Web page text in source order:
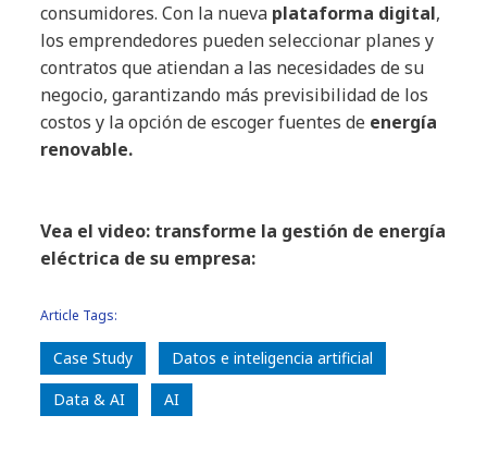
consumidores. Con la nueva plataforma digital,
los emprendedores pueden seleccionar planes y
contratos que atiendan a las necesidades de su
negocio, garantizando más previsibilidad de los
costos y la opción de escoger fuentes de energía
renovable.
Vea el video: transforme la gestión de energía
eléctrica de su empresa:
Article Tags:
Case Study
Datos e inteligencia artificial
Data & AI
AI